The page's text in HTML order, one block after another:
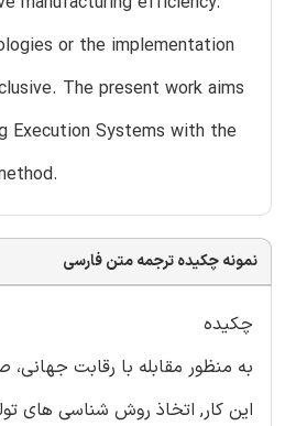
or the implementation
The present work aims
Execution Systems with the
نمونه چکیده ترجمه متن فارسی
چکیده
به منظور مقابله با رقابت
این کار, اتخاذ روش شناسی های